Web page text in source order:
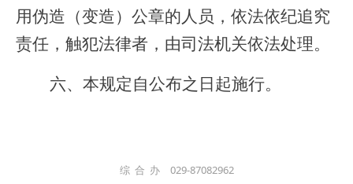
用伪造（变造）公章的人员，依法依纪追究
责任，触犯法律者，由司法机关依法处理。
六、本规定自公布之日起施行。
综 合 办 029-87082962